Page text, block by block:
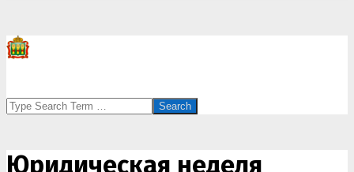
Search
Юридическая неделя